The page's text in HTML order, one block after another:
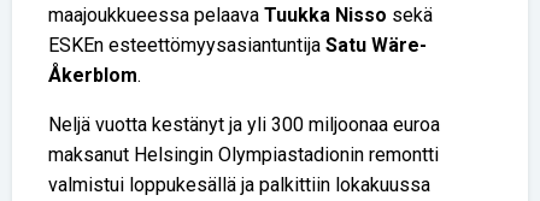
maajoukkueessa pelaava Tuukka Nisso sekä
ESKEn esteettömyysasiantuntija Satu Wäre-
Åkerblom.
Neljä vuotta kestänyt ja yli 300 miljoonaa euroa
maksanut Helsingin Olympiastadionin remontti
valmistui loppukesällä ja palkittiin lokakuussa